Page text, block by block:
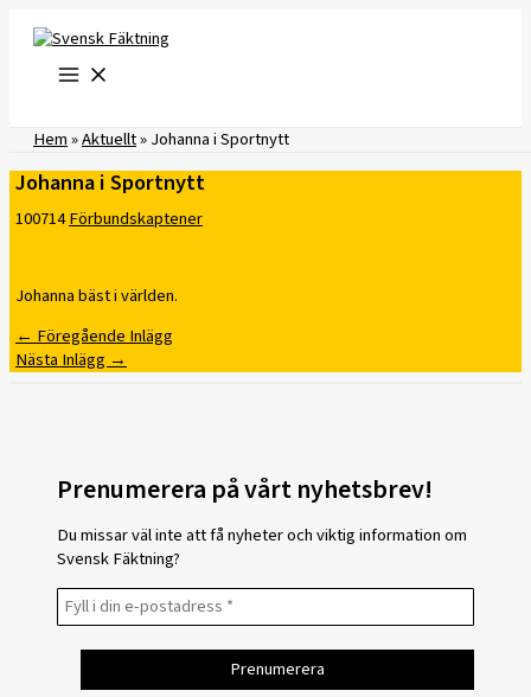
innehåll
Hem»Aktuellt»Johanna i Sportnytt
Johanna i Sportnytt
100714Förbundskaptener
Johanna bäst i världen.
←Föregående Inlägg
Nästa Inlägg→
Prenumerera på vårt nyhetsbrev!
Du missar väl inte att få nyheter och viktig information om
Svensk Fäktning?